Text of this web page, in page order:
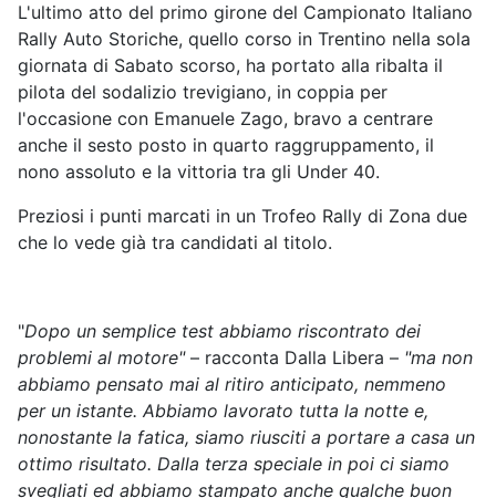
L'ultimo atto del primo girone del Campionato Italiano
Rally Auto Storiche, quello corso in Trentino nella sola
giornata di Sabato scorso, ha portato alla ribalta il
pilota del sodalizio trevigiano, in coppia per
l'occasione con Emanuele Zago, bravo a centrare
anche il sesto posto in quarto raggruppamento, il
nono assoluto e la vittoria tra gli Under 40.
Preziosi i punti marcati in un Trofeo Rally di Zona due
che lo vede già tra candidati al titolo.
"Dopo un semplice test abbiamo riscontrato dei
problemi al motore"– racconta Dalla Libera – "ma non
abbiamo pensato mai al ritiro anticipato, nemmeno
per un istante. Abbiamo lavorato tutta la notte e,
nonostante la fatica, siamo riusciti a portare a casa un
ottimo risultato. Dalla terza speciale in poi ci siamo
svegliati ed abbiamo stampato anche qualche buon